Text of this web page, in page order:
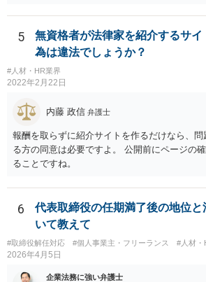
なるでしょう。
5
無資格者が法律家を紹介するサ
為は違法でしょうか？
#人材・HR業界
2022年2月22日
内藤 政信 弁護士
報酬を取らずに紹介サイトを作るだけなら、
る方の同意は必要ですよ。 公開前にページの
ることですね。
6
代表取締役の任期満了後の地位
いて教えて
#取締役解任対応 #個人事業主・フリーランス #人材・
2026年4月5日
企業法務に強い弁護士